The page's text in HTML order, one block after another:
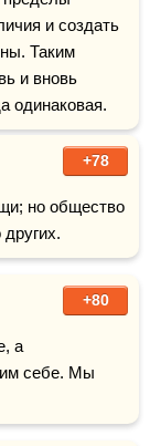
и создать
Таким
и вновь
одинаковая.
+78
но общество
+80
а
себе. Мы